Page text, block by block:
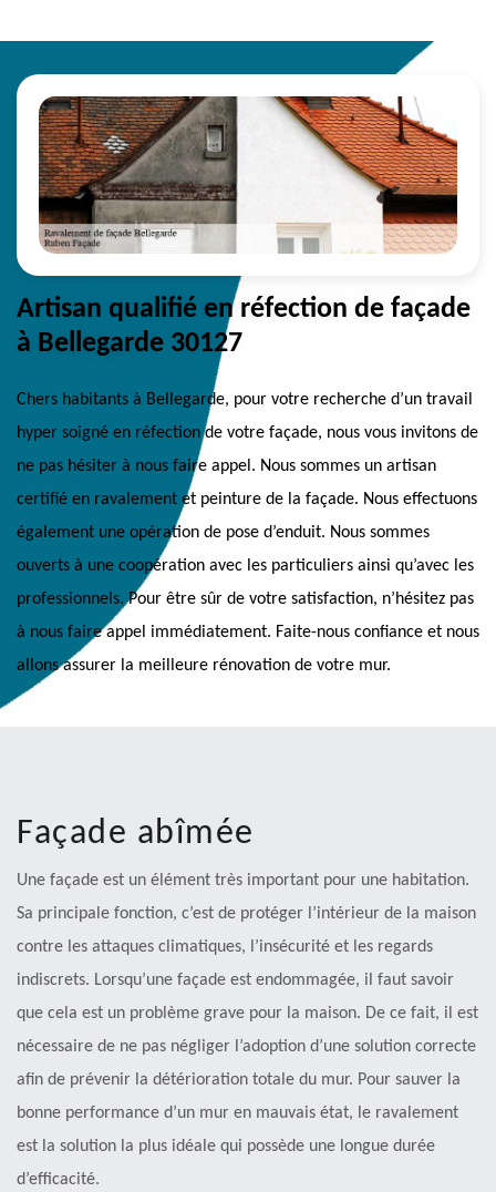
Artisan qualifié en réfection de façade
à Bellegarde 30127
Chers habitants à Bellegarde, pour votre recherche d’un travail
hyper soigné en réfection de votre façade, nous vous invitons de
ne pas hésiter à nous faire appel. Nous sommes un artisan
certifié en ravalement et peinture de la façade. Nous effectuons
également une opération de pose d’enduit. Nous sommes
ouverts à une coopération avec les particuliers ainsi qu’avec les
professionnels. Pour être sûr de votre satisfaction, n’hésitez pas
à nous faire appel immédiatement. Faite-nous confiance et nous
allons assurer la meilleure rénovation de votre mur.
Façade abîmée
Une façade est un élément très important pour une habitation.
Sa principale fonction, c’est de protéger l’intérieur de la maison
contre les attaques climatiques, l’insécurité et les regards
indiscrets. Lorsqu’une façade est endommagée, il faut savoir
que cela est un problème grave pour la maison. De ce fait, il est
nécessaire de ne pas négliger l’adoption d’une solution correcte
afin de prévenir la détérioration totale du mur. Pour sauver la
bonne performance d’un mur en mauvais état, le ravalement
est la solution la plus idéale qui possède une longue durée
d’efficacité.